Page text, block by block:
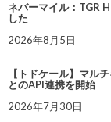
ネバーマイル：TGR
した
2026年8月5日
【トドケール】マル
とのAPI連携を開始
2026年7月30日